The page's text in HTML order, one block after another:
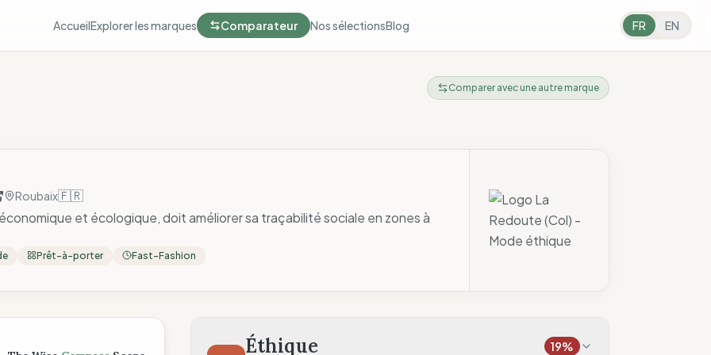
AccueilExplorer les marques Comparateur Nos sélectionsBlog FR EN
Comparer avec une autre marque
Roubaix🇫🇷
et écologique, doit améliorer sa traçabilité sociale en zones à
Prêt-à-porter Fast-Fashion
Éthique 19%